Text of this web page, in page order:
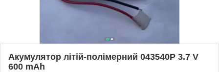
Акумулятор літій-полімерний 043540P 3.7 V
600 mAh